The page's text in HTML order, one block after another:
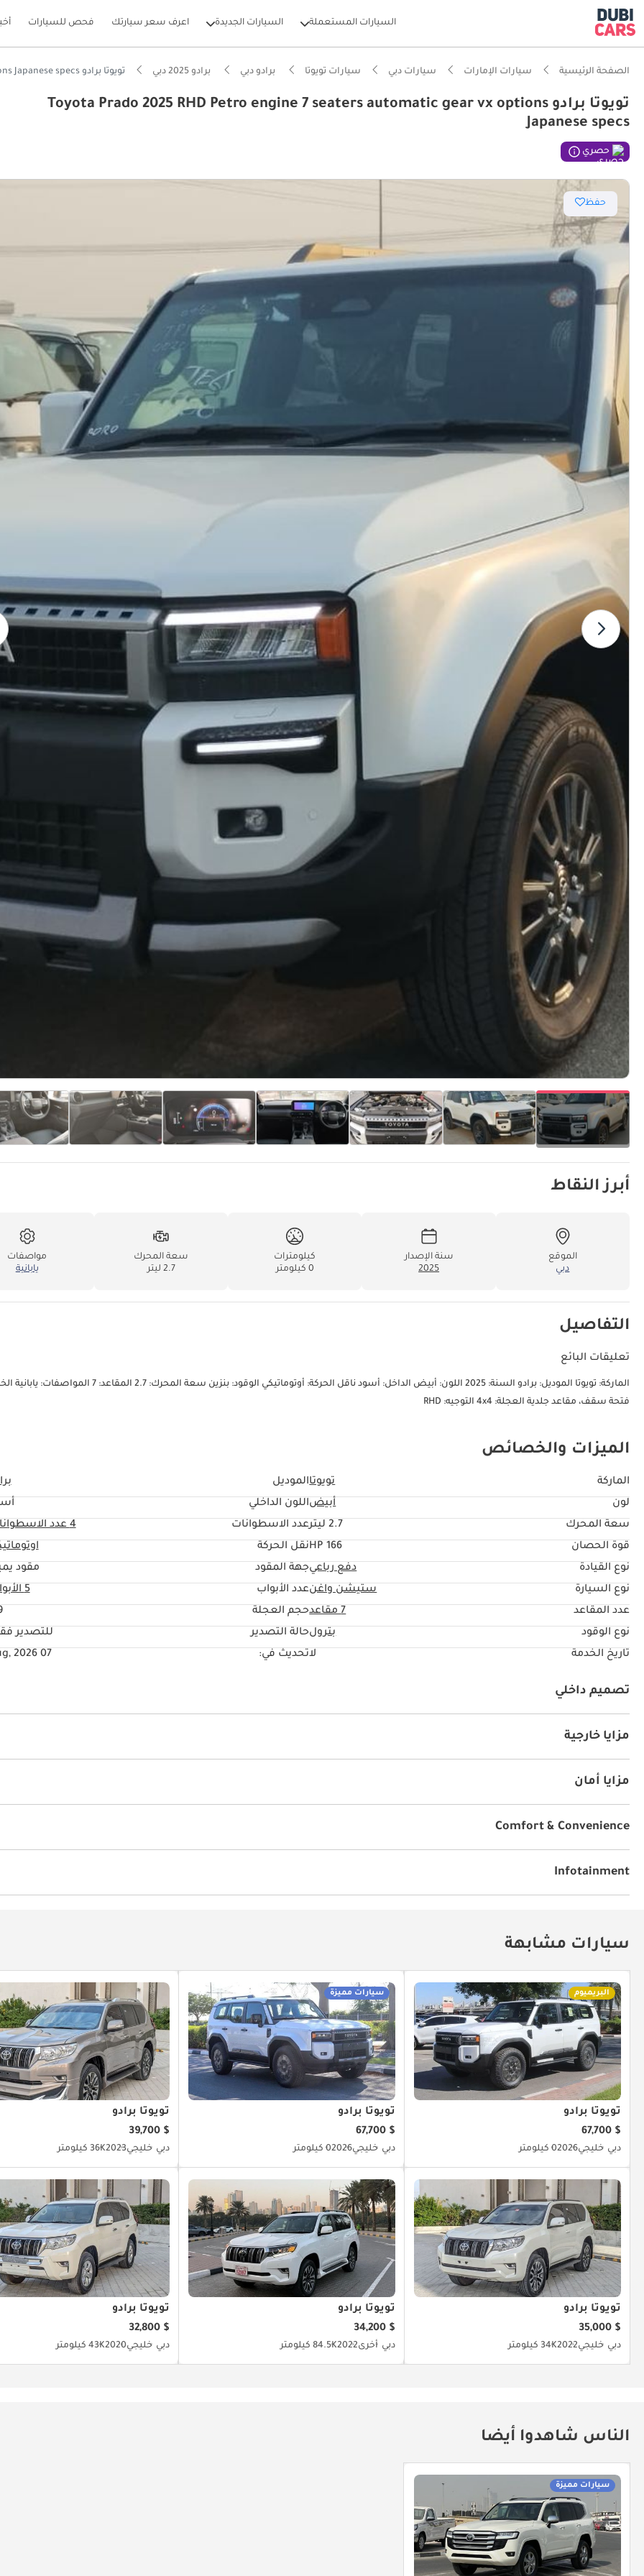
السيارات المستعملة السيارات الجديدة اعرف سعر سيارتك فحص للسيارات
الصفحة الرئيسية سيارات الإمارات سيارات دبي سيارات تويوتا برادو دبي برادو 2025 دبي تويوتا برادو Toyota Prado 2025 RHD Petro engine 7 seaters automatic gear vx options Japanese specs
تويوتا برادو Toyota Prado 2025 RHD Petro engine 7 seaters automatic gear vx options
Japanese specs
حصري
حفظ
أبرز النقاط
الموقع
دبي
سنة الإصدار
2025
كيلومترات
0 كيلومتر
سعة المحرك
2.7 ليتر
مواصفات
يابانية
التفاصيل
تعليقات البائع
فتحة سقف، مقاعد جلدية العجلة: 4x4 التوجيه: RHD
الميزات والخصائص
الماركة تويوتاالموديل
لون
أبيضاللون الداخلي
سعة المحرك
2.7 ليتر عدد الاسطوانات 4عدد
قوة الحصان
166 HP نقل الحركة
نوع القيادة
دفع رباعيجهة المقود
مقود
نوع السيارة
ستيشن واغنعدد الأبواب
5 الأبواب
عدد المقاعد
7 مقاعد حجم العجلة
نوع الوقود
بترولحالة التصدير
للتصدير
تاريخ الخدمة
لاتحديث في: 07 Aug, 2026
تصميم داخلي
مزايا خارجية
مزايا أمان
Comfort & Convenience
مقاعد بنظام تدفئة وتبريد
Infotainment
سيارات مشابهة
البريميوم
تويوتا برادو
$ 67,700
دبي خليجي20260 كيلومتر
سيارات مميزة
تويوتا برادو
$ 67,700
دبي خليجي20260 كيلومتر
تويوتا برادو
$ 39,700
دبي خليجي202336K كيلومتر
تويوتا برادو
$ 35,000
دبي خليجي202234K كيلومتر
تويوتا برادو
$ 34,200
دبي أخرى202284.5K كيلومتر
تويوتا برادو
$ 32,800
دبي خليجي202043K كيلومتر
الناس شاهدوا أيضا
سيارات مميزة